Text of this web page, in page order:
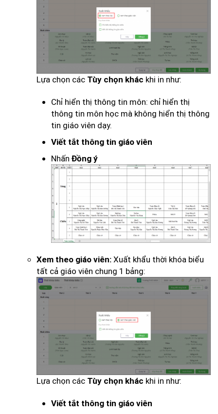
Lựa chọn các Tùy chọn khác khi in như:
Chỉ hiển thị thông tin môn: chỉ hiển thị
thông tin môn học mà không hiển thị thông
tin giáo viên dạy.
Viết tắt thông tin giáo viên
Nhấn Đồng ý
Xem theo giáo viên: Xuất khẩu thời khóa biểu
tất cả giáo viên chung 1 bảng:
Lựa chọn các Tùy chọn khác khi in như:
Viết tắt thông tin giáo viên